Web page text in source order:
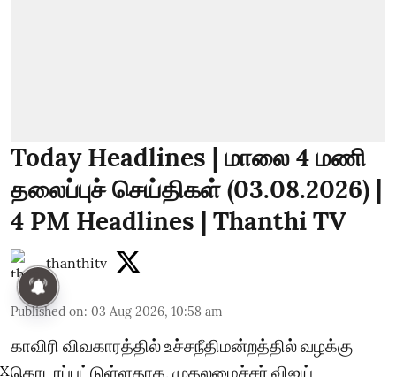
Today Headlines | மாலை 4 மணி
தலைப்புச் செய்திகள் (03.08.2026) |
4 PM Headlines | Thanthi TV
thanthitv
Published on: 03 Aug 2026, 10:58 am
காவிரி விவகாரத்தில் உச்சநீதிமன்றத்தில் வழக்கு
தொடரப்பட்டுள்ளதாக, முதலமைச்சர் விஜய்
X